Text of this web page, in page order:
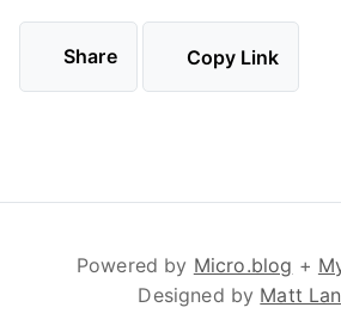
Share Copy Link
Powered by Micro.blog +
Designed by Matt